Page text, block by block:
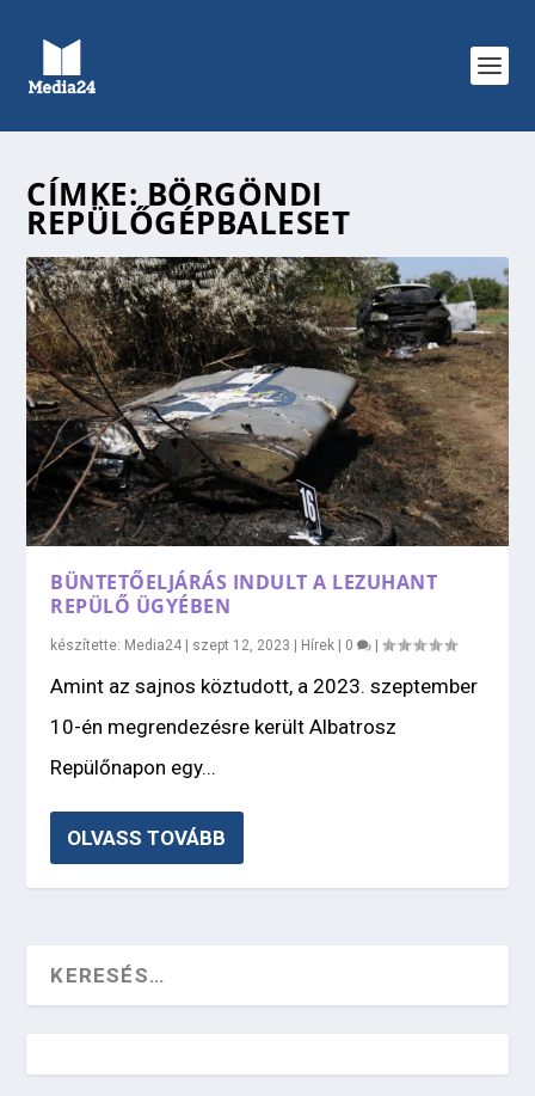
CÍMKE: BÖRGÖNDI
REPÜLŐGÉPBALESET
BÜNTETŐELJÁRÁS INDULT A LEZUHANT
REPÜLŐ ÜGYÉBEN
készítette: Media24 | szept 12, 2023 | Hírek | 0 |
Amint az sajnos köztudott, a 2023. szeptember
10-én megrendezésre került Albatrosz
Repülőnapon egy...
OLVASS TOVÁBB